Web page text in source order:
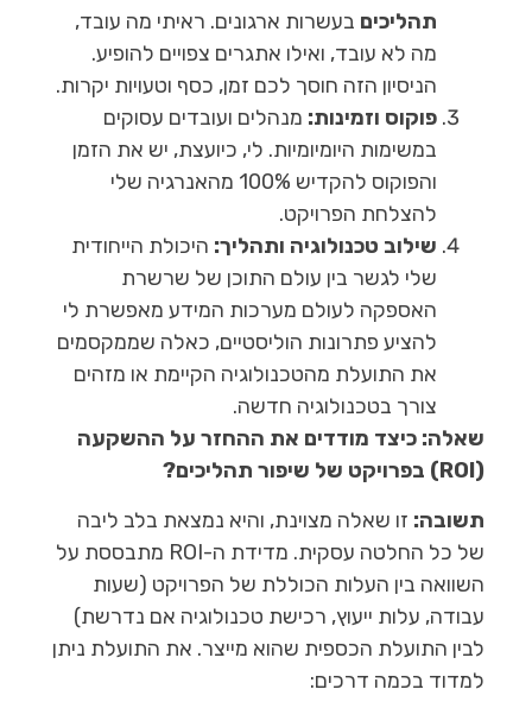
תהליכים בעשרות ארגונים. ראיתי מה עובד,
מה לא עובד, ואילו אתגרים צפויים להופיע.
הניסיון הזה חוסך לכם זמן, כסף וטעויות יקרות.
פוקוס וזמינות: מנהלים ועובדים עסוקים
במשימות היומיומיות. לי, כיועצת, יש את הזמן
והפוקוס להקדיש 100% מהאנרגיה שלי
להצלחת הפרויקט.
שילוב טכנולוגיה ותהליך: היכולת הייחודית
שלי לגשר בין עולם התוכן של שרשרת
האספקה לעולם מערכות המידע מאפשרת לי
להציע פתרונות הוליסטיים, כאלה שממקסמים
את התועלת מהטכנולוגיה הקיימת או מזהים
צורך בטכנולוגיה חדשה.
שאלה: כיצד מודדים את ההחזר על ההשקעה
(ROI) בפרויקט של שיפור תהליכים?
תשובה: זו שאלה מצוינת, והיא נמצאת בלב ליבה
של כל החלטה עסקית. מדידת ה-ROI מתבססת על
השוואה בין העלות הכוללת של הפרויקט (שעות
עבודה, עלות ייעוץ, רכישת טכנולוגיה אם נדרשת)
לבין התועלת הכספית שהוא מייצר. את התועלת ניתן
למדוד בכמה דרכים: